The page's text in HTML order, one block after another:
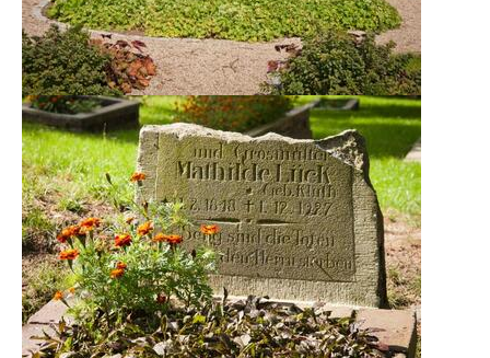
partnerami oraz innych dostawców usług. Firmy te działają
w charakterze pośredników prezentujących nasze treści w
postaci wiadomości, ofert, komunikatów mediów
społecznościowych.